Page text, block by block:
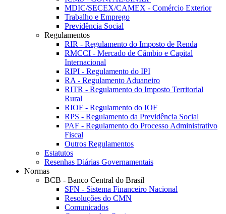
MDIC/SECEX/CAMEX - Comércio Exterior
Trabalho e Emprego
Previdência Social
Regulamentos
RIR - Regulamento do Imposto de Renda
RMCCI - Mercado de Câmbio e Capital
Internacional
RIPI - Regulamento do IPI
RA - Regulamento Aduaneiro
RITR - Regulamento do Imposto Territorial
Rural
RIOF - Regulamento do IOF
RPS - Regulamento da Previdência Social
PAF - Regulamento do Processo Administrativo
Fiscal
Outros Regulamentos
Estatutos
Resenhas Diárias Governamentais
Normas
BCB - Banco Central do Brasil
SFN - Sistema Financeiro Nacional
Resoluções do CMN
Comunicados